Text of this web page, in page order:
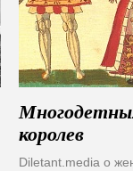
королев
Diletant.media о